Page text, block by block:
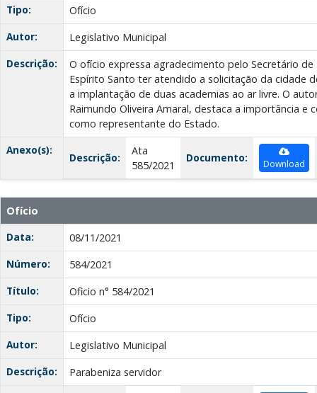
Tipo:
Ofício
Autor:
Legislativo Municipal
Descrição:
O ofício expressa agradecimento pelo Secretário
Espírito Santo ter atendido a solicitação da cidade
a implantação de duas academias ao ar livre. O
Raimundo Oliveira Amaral, destaca a importância e
como representante do Estado.
Anexo(s):
Descrição:
Ata
585/2021
Documento: Download
Ofício
Data:
08/11/2021
Número:
584/2021
Título:
Oficio n° 584/2021
Tipo:
Ofício
Autor:
Legislativo Municipal
Descrição:
Parabeniza servidor